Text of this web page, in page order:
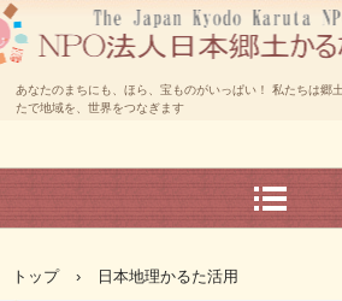
あなたのまちにも、ほら、宝ものがいっぱい！ 私たちは郷
たで地域を、世界をつなぎます
トップ › 日本地理かるた活用